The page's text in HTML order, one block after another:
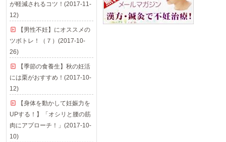
が軽減されるコツ！(2017-11-
12)
【男性不妊】にオススメの
ツボトレ！（７）(2017-10-
26)
【季節の食養生】秋の妊活
には栗がおすすめ！(2017-10-
12)
【身体を動かして妊娠力を
UPする！】「オシリと腰の筋
肉にアプローチ！」(2017-10-
10)